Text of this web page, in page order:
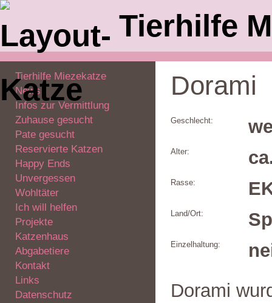
Tierhilfe
Tierhilfe Miezekatze
News
Infos zur Vermittlung
Zuhause gesucht
Pate gesucht
Reservierte Katzen
Happy Ends
Unvergessen
Wohltäter
Ich will helfen
Projekte
Katzenhaus
Abgabetiere
Kontakt
Links
Datenschutz
Dorami
Geschlecht:
Alter:
Rasse:
Land/Ort:
Einzelhaltung:
Dorami